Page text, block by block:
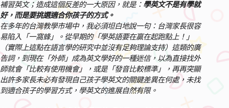
補習英文；造成這個反差的一大原因，就是： 學英文不是有學就
好，而是要挑選適合你孩子的方式。
在多年的台灣教學市場中，我必須坦白地說一句：台灣家長很容
易陷入「一窩蜂」。從早期的「學英語要在贏在起跑點上！」
（實際上這點在語言學的研究中並沒有足夠理論支持）這類的廣
告詞，到現在「外師」成為英文學好的一種迷信，以為直接找外
師就會「比較有使用機會」，或是「發音比較標準」，再再突顯
出許多家長未必有發現自己孩子學英文的關鍵差異在何處，未找
到適合孩子的學習方式，學英文的進展自然有限。